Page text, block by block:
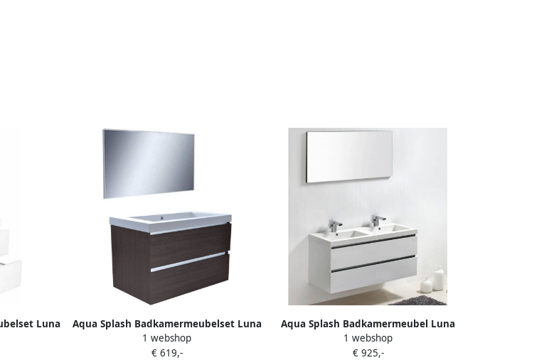
Luna
Aqua Splash Badkamermeubelset Luna
80X47 Grey Oak
1 webshop
€ 619,-
Aqua Splash Badkamermeubel Luna
120X47 Wit
1 webshop
€ 925,-